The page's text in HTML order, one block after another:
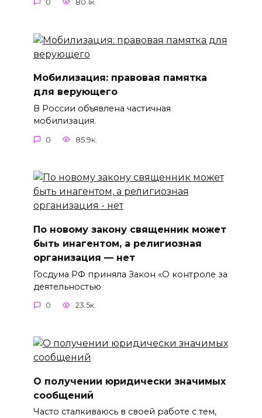
0 80.1к.
Мобилизация: правовая памятка
для верующего
В России объявлена частичная
мобилизация.
0 85.9к.
По новому закону священник может
быть инагентом, а религиозная
организация — нет
Госдума РФ приняла Закон «О контроле за
деятельностью
0 23.5к.
О получении юридически значимых
сообщений
Часто сталкиваюсь в своей работе с тем,